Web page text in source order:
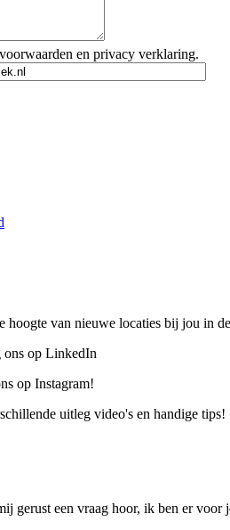
en privacy verklaring.
hoogte van nieuwe locaties bij jou in
ons op LinkedIn
op Instagram!
uitleg video's en handige tips!
gerust een vraag hoor, ik ben er voor